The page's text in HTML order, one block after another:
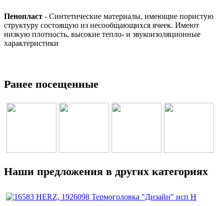
Пенопласт - Синтетические материалы, имеющие пористую
структуру состоящую из несообщающихся ячеек. Имеют
низкую плотность, высокие тепло- и звукоизоляционные
характеристики
Ранее посещенные
Наши предложения в других категориях